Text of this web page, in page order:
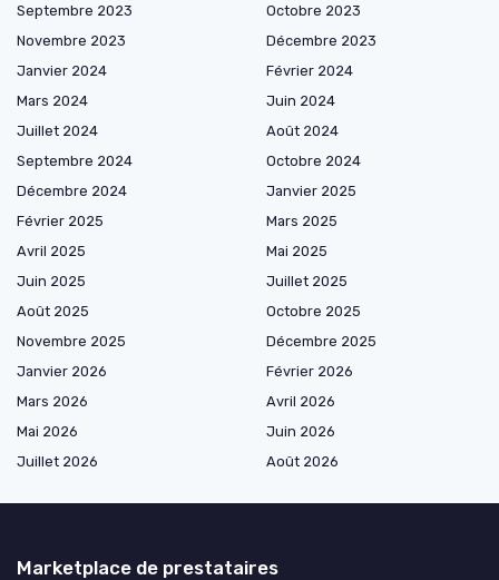
Septembre 2023
Octobre 2023
Novembre 2023
Décembre 2023
Janvier 2024
Février 2024
Mars 2024
Juin 2024
Juillet 2024
Août 2024
Septembre 2024
Octobre 2024
Décembre 2024
Janvier 2025
Février 2025
Mars 2025
Avril 2025
Mai 2025
Juin 2025
Juillet 2025
Août 2025
Octobre 2025
Novembre 2025
Décembre 2025
Janvier 2026
Février 2026
Mars 2026
Avril 2026
Mai 2026
Juin 2026
Juillet 2026
Août 2026
Marketplace de prestataires